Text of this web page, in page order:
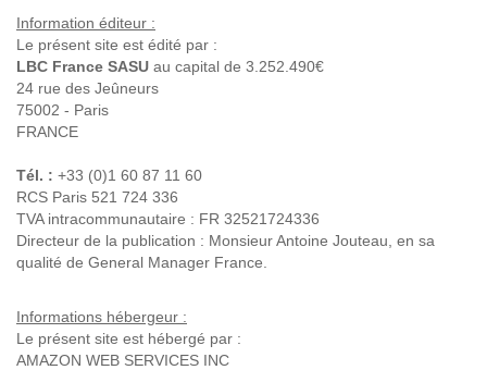
Information éditeur :
Le présent site est édité par :
LBC France SASU au capital de 3.252.490€
24 rue des Jeûneurs
75002 - Paris
FRANCE
Tél. : +33 (0)1 60 87 11 60
RCS Paris 521 724 336
TVA intracommunautaire : FR 32521724336
Directeur de la publication : Monsieur Antoine Jouteau, en sa
qualité de General Manager France.
Informations hébergeur :
Le présent site est hébergé par :
AMAZON WEB SERVICES INC